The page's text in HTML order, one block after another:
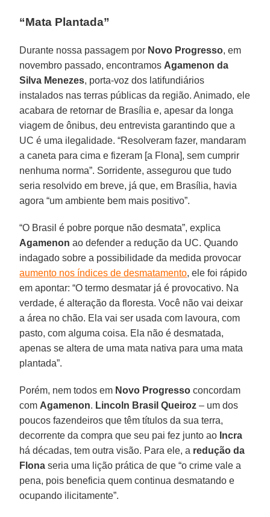
“Mata Plantada”
Durante nossa passagem por Novo Progresso, em
novembro passado, encontramos Agamenon da
Silva Menezes, porta-voz dos latifundiários
instalados nas terras públicas da região. Animado, ele
acabara de retornar de Brasília e, apesar da longa
viagem de ônibus, deu entrevista garantindo que a
UC é uma ilegalidade. “Resolveram fazer, mandaram
a caneta para cima e fizeram [a Flona], sem cumprir
nenhuma norma”. Sorridente, assegurou que tudo
seria resolvido em breve, já que, em Brasília, havia
agora “um ambiente bem mais positivo”.
“O Brasil é pobre porque não desmata”, explica
Agamenon ao defender a redução da UC. Quando
indagado sobre a possibilidade da medida provocar
aumento nos índices de desmatamento, ele foi rápido
em apontar: “O termo desmatar já é provocativo. Na
verdade, é alteração da floresta. Você não vai deixar
a área no chão. Ela vai ser usada com lavoura, com
pasto, com alguma coisa. Ela não é desmatada,
apenas se altera de uma mata nativa para uma mata
plantada”.
Porém, nem todos em Novo Progresso concordam
com Agamenon. Lincoln Brasil Queiroz – um dos
poucos fazendeiros que têm títulos da sua terra,
decorrente da compra que seu pai fez junto ao Incra
há décadas, tem outra visão. Para ele, a redução da
Flona seria uma lição prática de que “o crime vale a
pena, pois beneficia quem continua desmatando e
ocupando ilicitamente”.